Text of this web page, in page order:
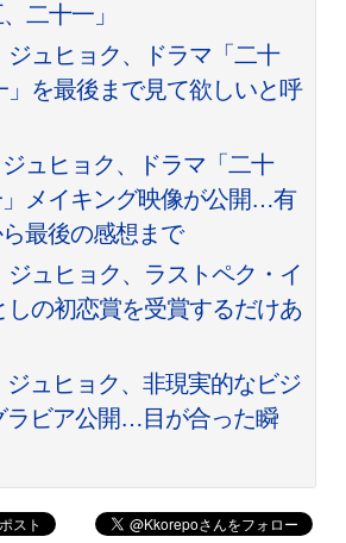
二十一」
ジュヒョク、ドラマ「二十
」を最後まで見て欲しいと呼
ュヒョク、ドラマ「二十
メイキング映像が公開…有
最後の感想まで
ジュヒョク、ラストペク・イ
の初恋賞を受賞するだけあ
ジュヒョク、非現実的なビジ
ラビア公開…目が合った瞬